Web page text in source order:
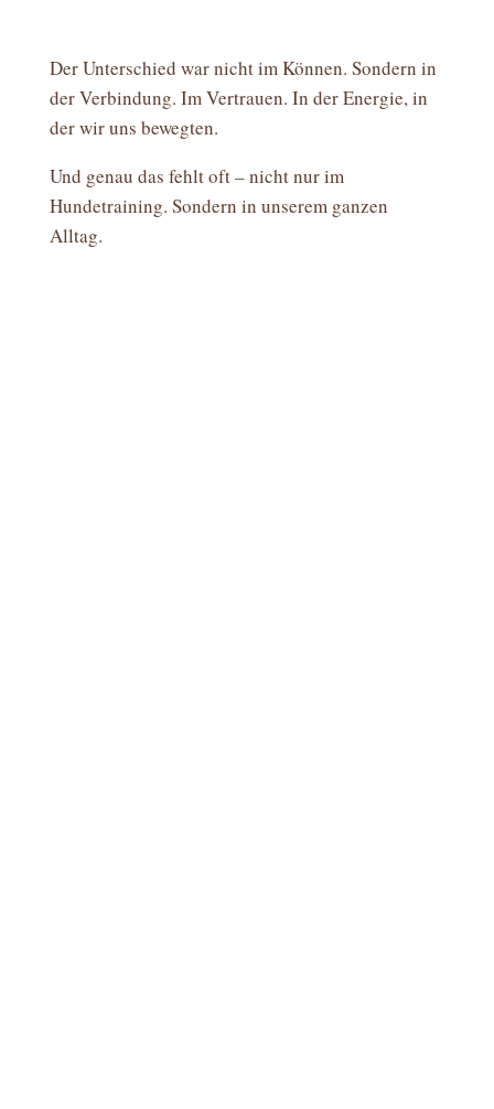
Der Unterschied war nicht im Können. Sondern in
der Verbindung. Im Vertrauen. In der Energie, in
der wir uns bewegten.
Und genau das fehlt oft – nicht nur im
Hundetraining. Sondern in unserem ganzen
Alltag.